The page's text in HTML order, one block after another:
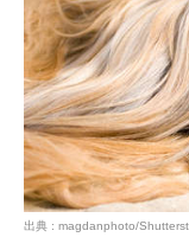
出典 : magdanphoto/